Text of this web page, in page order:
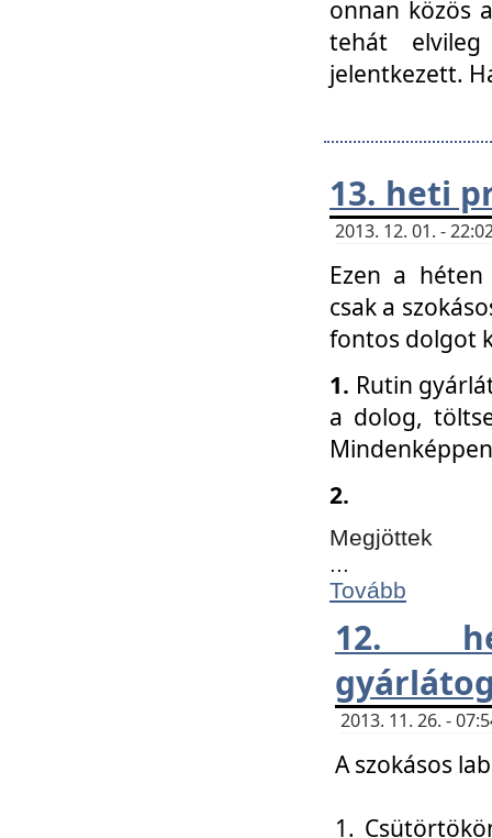
onnan közös
tehát
jelentkezett.
13. heti
2013. 12. 01. -
Ezen a
csak a
fontos dolgot
1. Rutin
a dolog,
2.
Megjöttek
...
Tovább
12.
2013. 11. 26. -
A szokásos
1.